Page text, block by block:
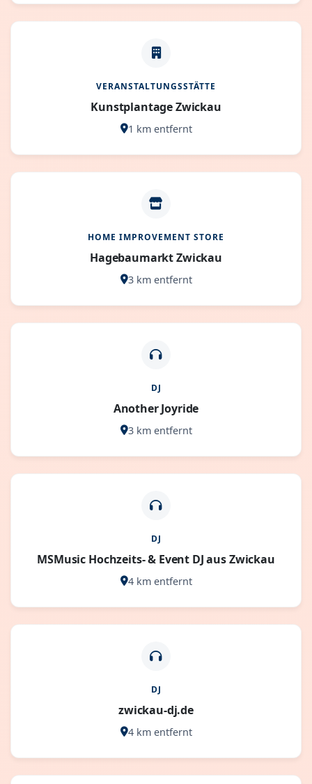
VERANSTALTUNGSSTÄTTE
Kunstplantage Zwickau
1 km entfernt
HOME IMPROVEMENT STORE
Hagebaumarkt Zwickau
3 km entfernt
DJ
Another Joyride
3 km entfernt
DJ
MSMusic Hochzeits- & Event DJ aus Zwickau
4 km entfernt
DJ
zwickau-dj.de
4 km entfernt